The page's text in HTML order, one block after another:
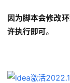
因为脚本会修改
许执行即可。